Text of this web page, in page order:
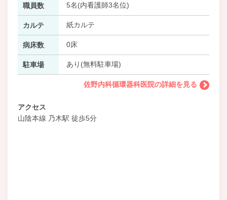
職員数 5名(内看護師3名位)
カルテ 紙カルテ
病床数 0床
駐車場 あり(無料駐車場)
佐野内科循環器科医院の詳細を見る
アクセス
山陰本線 乃木駅 徒歩5分